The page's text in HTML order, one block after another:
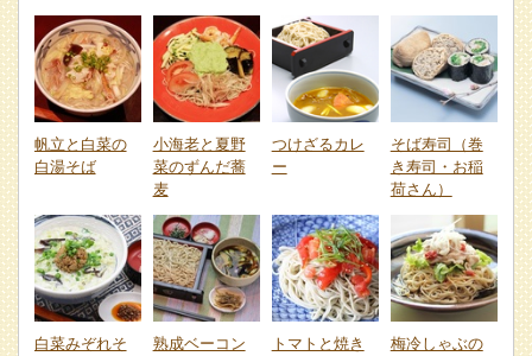
帆立と白菜の
白湯そば
小海老と夏野
菜のずんだ蕎
麦
つけざるカレ
ー
そば寿司（巻
き寿司・お稲
荷さん）
白菜みぞれそ
熟成ベーコン
トマトと焼き
梅冷しゃぶの